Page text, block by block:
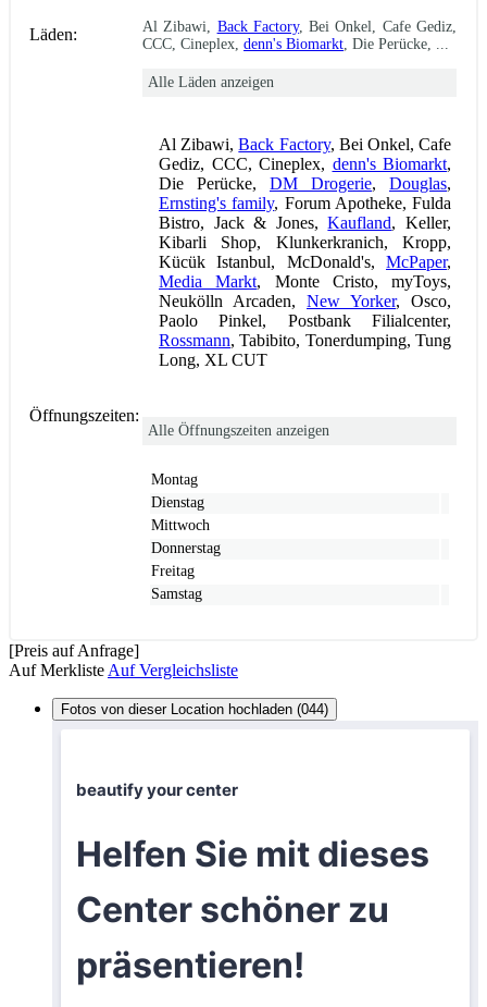
Läden: Al Zibawi, Back Factory, Bei Onkel, Cafe Gediz,
CCC, Cineplex, denn's Biomarkt , Die Perücke, ...
Alle Läden anzeigen
Al Zibawi,Back Factory, Bei Onkel, Cafe
Gediz, CCC, Cineplex, denn's Biomarkt,
Die Perücke, DM Drogerie, Douglas,
Ernsting's family, Forum Apotheke, Fulda
Bistro, Jack & Jones,Kaufland, Keller,
Kibarli Shop, Klunkerkranich, Kropp,
Kücük Istanbul, McDonald's, McPaper,
Media Markt, Monte Cristo, myToys,
Neukölln Arcaden, New Yorker, Osco,
Paolo Pinkel, Postbank Filialcenter,
Rossmann, Tabibito, Tonerdumping, Tung
Long, XL CUT
Öffnungszeiten:
Alle Öffnungszeiten anzeigen
Montag
Dienstag
Mittwoch
Donnerstag
Freitag
Samstag
[Preis auf Anfrage]
Auf Merkliste Auf Vergleichsliste
Fotos von dieser Location hochladen (044)